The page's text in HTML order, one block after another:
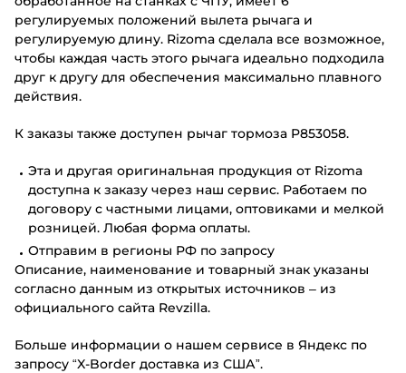
регулируемых положений вылета рычага и
регулируемую длину. Rizoma сделала все возможное,
чтобы каждая часть этого рычага идеально подходила
друг к другу для обеспечения максимально плавного
действия.
К заказы также доступен рычаг тормоза P853058.
Эта и другая оригинальная продукция от Rizoma
доступна к заказу через наш сервис. Работаем по
договору с частными лицами, оптовиками и мелкой
розницей. Любая форма оплаты.
Отправим в регионы РФ по запросу
Описание, наименование и товарный знак указаны
согласно данным из открытых источников – из
официального сайта Revzilla.
Больше информации о нашем сервисе в Яндекс по
запросу “X-Border доставка из США”.